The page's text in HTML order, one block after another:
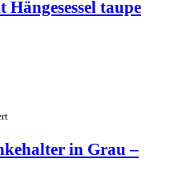
Hängesessel taupe
in Grau –